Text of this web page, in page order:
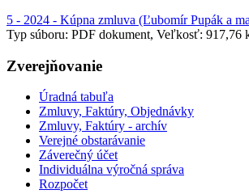
5 - 2024 - Kúpna zmluva (Ľubomír Pupák a
Typ súboru: PDF dokument, Veľkosť: 917,76
Zverejňovanie
Úradná tabuľa
Zmluvy, Faktúry, Objednávky
Zmluvy, Faktúry - archív
Verejné obstarávanie
Záverečný účet
Individuálna výročná správa
Rozpočet